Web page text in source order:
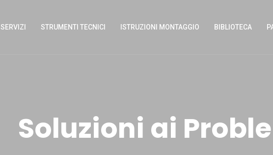
SERVIZI STRUMENTI TECNICI ISTRUZIONI MONTAGGIO BIBLIOTECA
Soluzioni ai